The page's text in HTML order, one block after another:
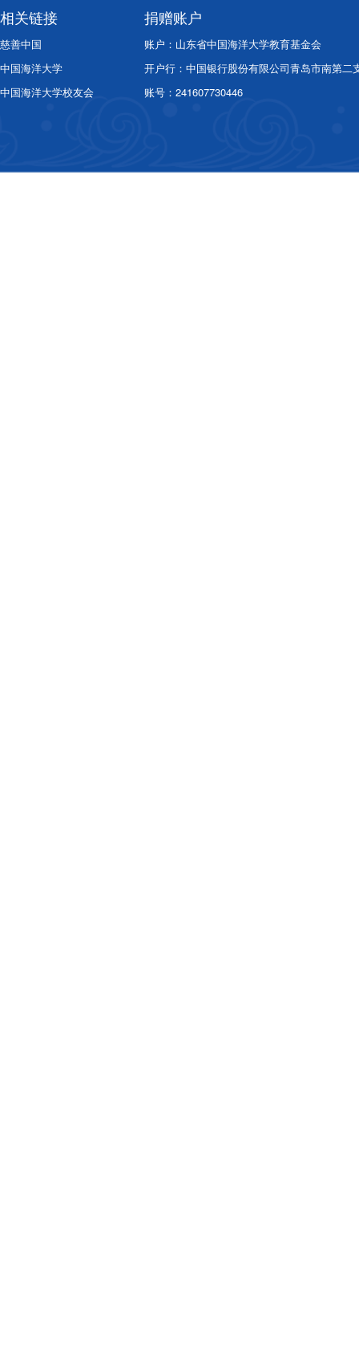
相关链接
慈善中国
中国海洋大学
中国海洋大学校友会
捐赠账户
账户：山东省中国海洋大学教育基金会
开户行：中国银行股份有限公司青岛市南第二
账号：241607730446